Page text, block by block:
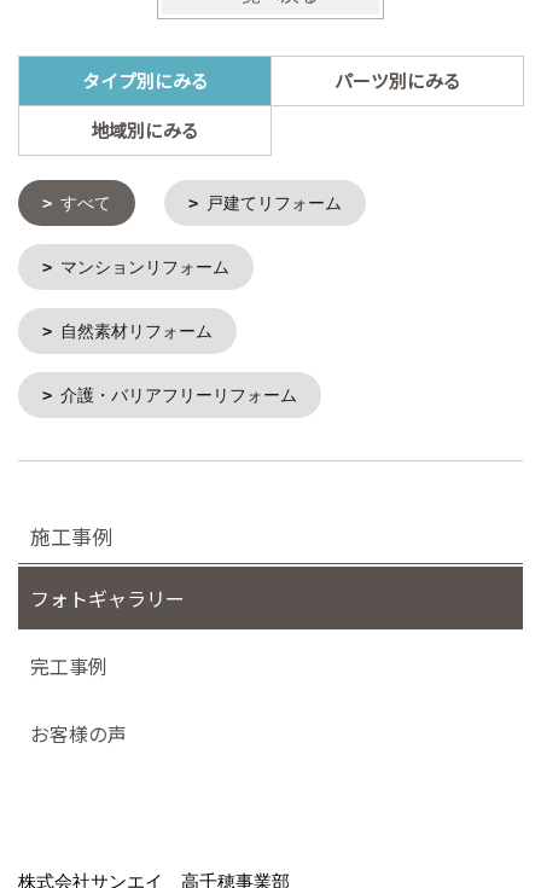
タイプ別にみる
パーツ別にみる
地域別にみる
すべて 戸建てリフォーム
マンションリフォーム
自然素材リフォーム
介護・バリアフリーリフォーム
施工事例
フォトギャラリー
完工事例
お客様の声
株式会社サンエイ 高千穂事業部